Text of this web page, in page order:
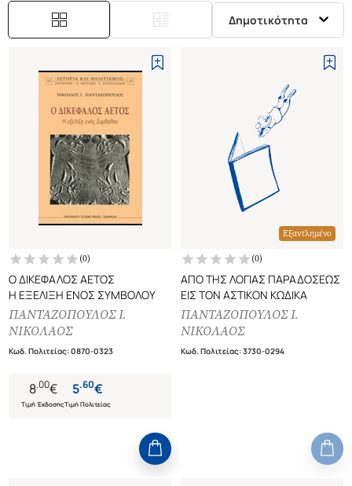
Δημοτικότητα
(0)
Ο ΔΙΚΕΦΑΛΟΣ ΑΕΤΟΣ
Η ΕΞΕΛΙΞΗ ΕΝΟΣ ΣΥΜΒΟΛΟΥ
ΠΑΝΤΑΖΟΠΟΥΛΟΣ Ι.
ΝΙΚΟΛΑΟΣ
Κωδ. Πολιτείας:0870-0323
8.00€
Τιμή Έκδοσης
5.60€
Τιμή Πολιτείας
Εξαντλημένο
(0)
ΑΠΟ ΤΗΣ ΛΟΓΙΑΣ ΠΑΡΑΔΟΣΕΩΣ
ΕΙΣ ΤΟΝ ΑΣΤΙΚΟΝ ΚΩΔΙΚΑ
ΠΑΝΤΑΖΟΠΟΥΛΟΣ Ι.
ΝΙΚΟΛΑΟΣ
Κωδ. Πολιτείας:3730-0294